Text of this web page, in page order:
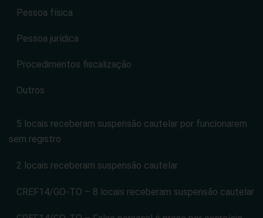
Pessoa física
Pessoa jurídica
Procedimentos fiscalização
Outros
5 locais receberam suspensão cautelar por funcionarem
sem registro
2 locais receberam suspensão cautelar
CREF14/GO-TO – 8 locais receberam suspensão cautelar